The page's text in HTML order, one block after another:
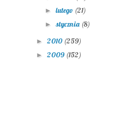
► lutego (21)
► stycznia (8)
► 2010 (259)
► 2009 (152)